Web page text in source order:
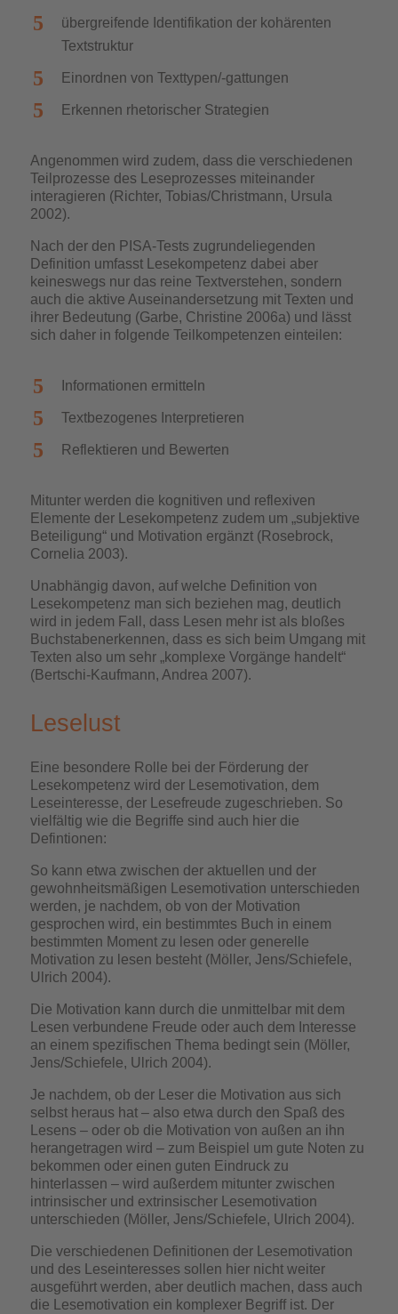
übergreifende Identifikation der kohärenten
Textstruktur
Einordnen von Texttypen/-gattungen
Erkennen rhetorischer Strategien
Angenommen wird zudem, dass die verschiedenen
Teilprozesse des Leseprozesses miteinander
interagieren (Richter, Tobias/Christmann, Ursula
2002).
Nach der den PISA-Tests zugrundeliegenden
Definition umfasst Lesekompetenz dabei aber
keineswegs nur das reine Textverstehen, sondern
auch die aktive Auseinandersetzung mit Texten und
ihrer Bedeutung (Garbe, Christine 2006a) und lässt
sich daher in folgende Teilkompetenzen einteilen:
Informationen ermitteln
Textbezogenes Interpretieren
Reflektieren und Bewerten
Mitunter werden die kognitiven und reflexiven
Elemente der Lesekompetenz zudem um „subjektive
Beteiligung“ und Motivation ergänzt (Rosebrock,
Cornelia 2003).
Unabhängig davon, auf welche Definition von
Lesekompetenz man sich beziehen mag, deutlich
wird in jedem Fall, dass Lesen mehr ist als bloßes
Buchstabenerkennen, dass es sich beim Umgang mit
Texten also um sehr „komplexe Vorgänge handelt“
(Bertschi-Kaufmann, Andrea 2007).
Leselust
Eine besondere Rolle bei der Förderung der
Lesekompetenz wird der Lesemotivation, dem
Leseinteresse, der Lesefreude zugeschrieben. So
vielfältig wie die Begriffe sind auch hier die
Defintionen:
So kann etwa zwischen der aktuellen und der
gewohnheitsmäßigen Lesemotivation unterschieden
werden, je nachdem, ob von der Motivation
gesprochen wird, ein bestimmtes Buch in einem
bestimmten Moment zu lesen oder generelle
Motivation zu lesen besteht (Möller, Jens/Schiefele,
Ulrich 2004).
Die Motivation kann durch die unmittelbar mit dem
Lesen verbundene Freude oder auch dem Interesse
an einem spezifischen Thema bedingt sein (Möller,
Jens/Schiefele, Ulrich 2004).
Je nachdem, ob der Leser die Motivation aus sich
selbst heraus hat – also etwa durch den Spaß des
Lesens – oder ob die Motivation von außen an ihn
herangetragen wird – zum Beispiel um gute Noten zu
bekommen oder einen guten Eindruck zu
hinterlassen – wird außerdem mitunter zwischen
intrinsischer und extrinsischer Lesemotivation
unterschieden (Möller, Jens/Schiefele, Ulrich 2004).
Die verschiedenen Definitionen der Lesemotivation
und des Leseinteresses sollen hier nicht weiter
ausgeführt werden, aber deutlich machen, dass auch
die Lesemotivation ein komplexer Begriff ist. Der